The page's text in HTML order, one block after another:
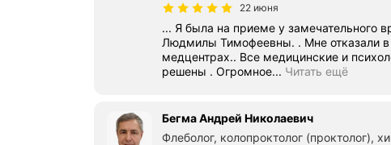
22 июня
... Я была на приеме у замечательного врача
Людмилы Тимофеевны. . Мне отказали в приеме в более близких
медцентрах.. Все медицинские и
решены . Огромное... Читать ещё
Бегма Андрей Николаевич
Флеболог, колопроктолог (проктолог),